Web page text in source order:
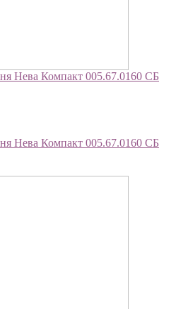
Нева Компакт 005.67.0160 СБ
Нева Компакт 005.67.0160 СБ